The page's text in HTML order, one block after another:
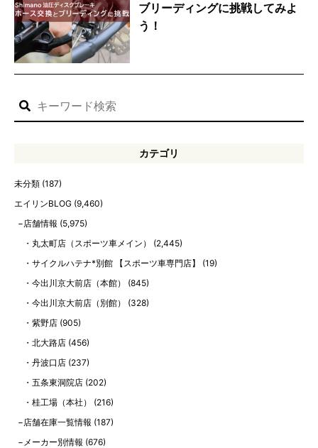
ブリーディングに挑戦してみよ
う！
カテゴリ
未分類 (187)
エイリンBLOG (9,460)
店舗情報 (5,975)
丸太町店（スポーツ車メイン）
(2,445)
サイクルハテナ*別館 【スポーツ車専門店】
(19)
今出川京大前店（本館）
(845)
今出川京大前店（別館）
(328)
紫野店 (905)
北大路店 (456)
丹波口店 (237)
五条東洞院店 (202)
桂工場（本社）
(216)
店舗在庫一覧情報 (187)
メーカー別情報 (676)